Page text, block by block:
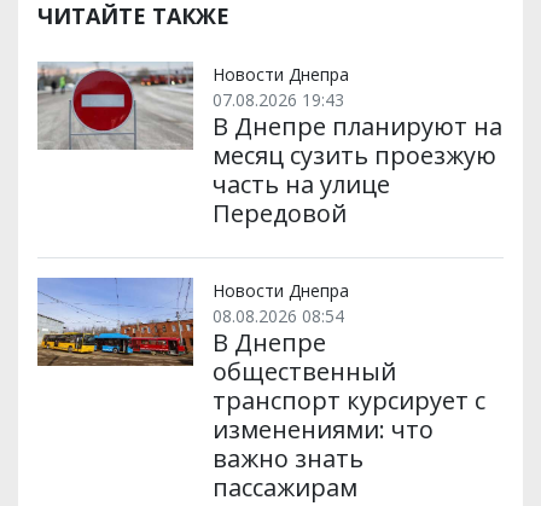
ЧИТАЙТЕ ТАКЖЕ
Новости Днепра
07.08.2026 19:43
В Днепре планируют на
месяц сузить проезжую
часть на улице
Передовой
Новости Днепра
08.08.2026 08:54
В Днепре
общественный
транспорт курсирует с
изменениями: что
важно знать
пассажирам